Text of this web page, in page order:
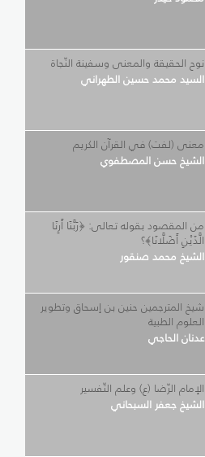
نوح الحقيقة والمعنى وسفينة النّجاة
السيد محمد حسين الطهراني
معنى (لفت) في القرآن الكريم
الشيخ حسن المصطفوي
من المقصود بقوله تعالى: ﴿رَبَّنَا أَرِنَا
الَّذَيْنِ أَضَلَّانَا﴾؟
الشيخ محمد صنقور
شيخ المترجمين حنين بن إسحاق وتطوير
العلوم الطبية
عدنان الحاجي
الإمام الرّضا (ع) وعلم التّفسير
الشيخ جعفر السبحاني